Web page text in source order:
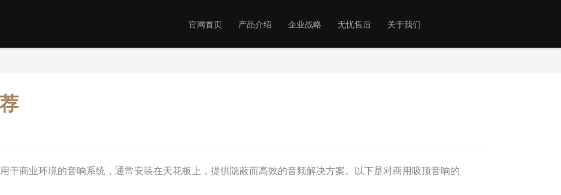
官网首页 产品介绍 企业战略 无忧售后 关于我们
商业环境的音响系统，通常安装在天花板上，提供隐蔽而高效的音频解决方案。以下是对商用吸顶音响的